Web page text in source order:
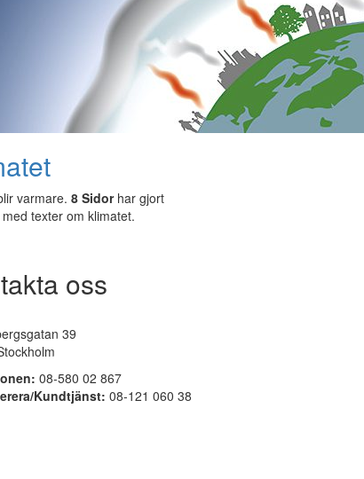
varmare. 8 Sidorhar gjort
texter om klimatet.
oss
39
08-580 02 867
Kundtjänst: 08-121 060 38